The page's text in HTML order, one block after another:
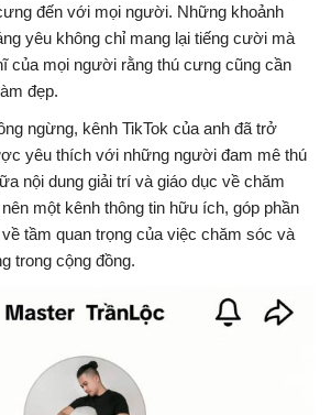
đến với mọi người. Những khoảnh
yêu không chỉ mang lại tiếng cười mà
của mọi người rằng thú cưng cũng cần
đẹp.
ngừng, kênh TikTok của anh đã trở
yêu thích với những người đam mê thú
nội dung giải trí và giáo dục về chăm
một kênh thông tin hữu ích, góp phần
tầm quan trọng của việc chăm sóc và
trong cộng đồng.